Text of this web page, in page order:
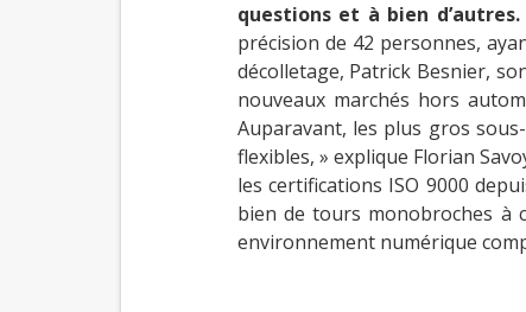
questions et à bien
précision de 42 personnes,
décolletage, Patrick Besnier,
nouveaux marchés hors
Auparavant, les plus gros
flexibles, » explique Florian
les certifications ISO 9000
bien de tours monobroches à
environnement numérique